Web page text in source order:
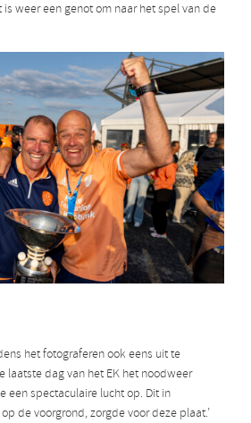
weer een genot om naar het spel van de
het fotograferen ook eens uit te
laatste dag van het EK het noodweer
een spectaculaire lucht op. Dit in
de voorgrond, zorgde voor deze plaat.’